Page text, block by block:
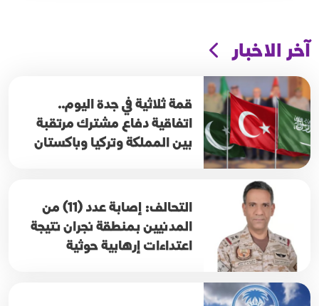
آخر الاخبار
قمة ثلاثية في جدة اليوم..
اتفاقية دفاع مشترك مرتقبة
بين المملكة وتركيا وباكستان
التحالف: إصابة عدد (11) من
المدنيين بمنطقة نجران نتيجة
اعتداءات إرهابية حوثية